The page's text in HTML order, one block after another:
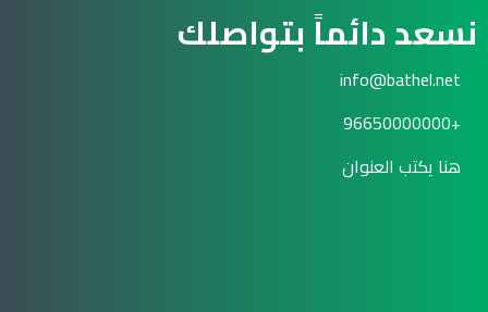
نسعد دائماً بتواصلك
info@bathel.net
+96650000000
هنا يكتب العنوان